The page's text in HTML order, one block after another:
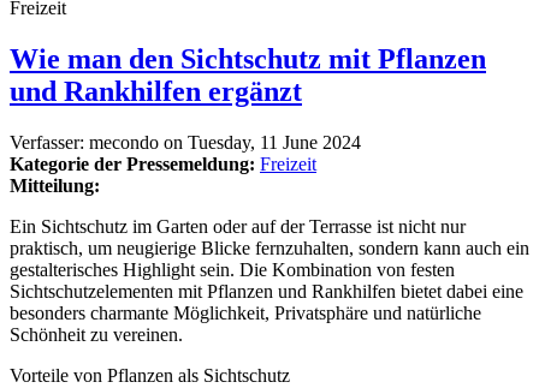
Freizeit
Wie man den Sichtschutz mit Pflanzen
und Rankhilfen ergänzt
Verfasser: mecondo on Tuesday, 11 June 2024
Kategorie der Pressemeldung: Freizeit
Mitteilung:
Ein Sichtschutz im Garten oder auf der Terrasse ist nicht nur
praktisch, um neugierige Blicke fernzuhalten, sondern kann auch ein
gestalterisches Highlight sein. Die Kombination von festen
Sichtschutzelementen mit Pflanzen und Rankhilfen bietet dabei eine
besonders charmante Möglichkeit, Privatsphäre und natürliche
Schönheit zu vereinen.
Vorteile von Pflanzen als Sichtschutz